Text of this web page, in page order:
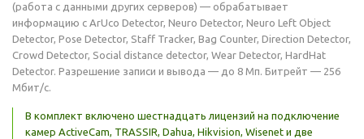
(работа с данными других серверов) — обрабатывает
информацию с ArUco Detector, Neuro Detector, Neuro Left Object
Detector, Pose Detector, Staff Tracker, Bag Counter, Direction Detector,
Crowd Detector, Social distance detector, Wear Detector, HardHat
Detector. Разрешение записи и вывода — до 8 Мп. Битрейт — 256
Мбит/с.
В комплект включено шестнадцать лицензий на подключение
камер ActiveCam, TRASSIR, Dahua, Hikvision, Wisenet и две